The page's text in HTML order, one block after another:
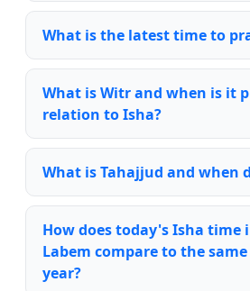
What is the latest time to
What is Witr and when is it
relation to Isha?
What is Tahajjud and when
How does today's Isha time
Labem compare to the
year?